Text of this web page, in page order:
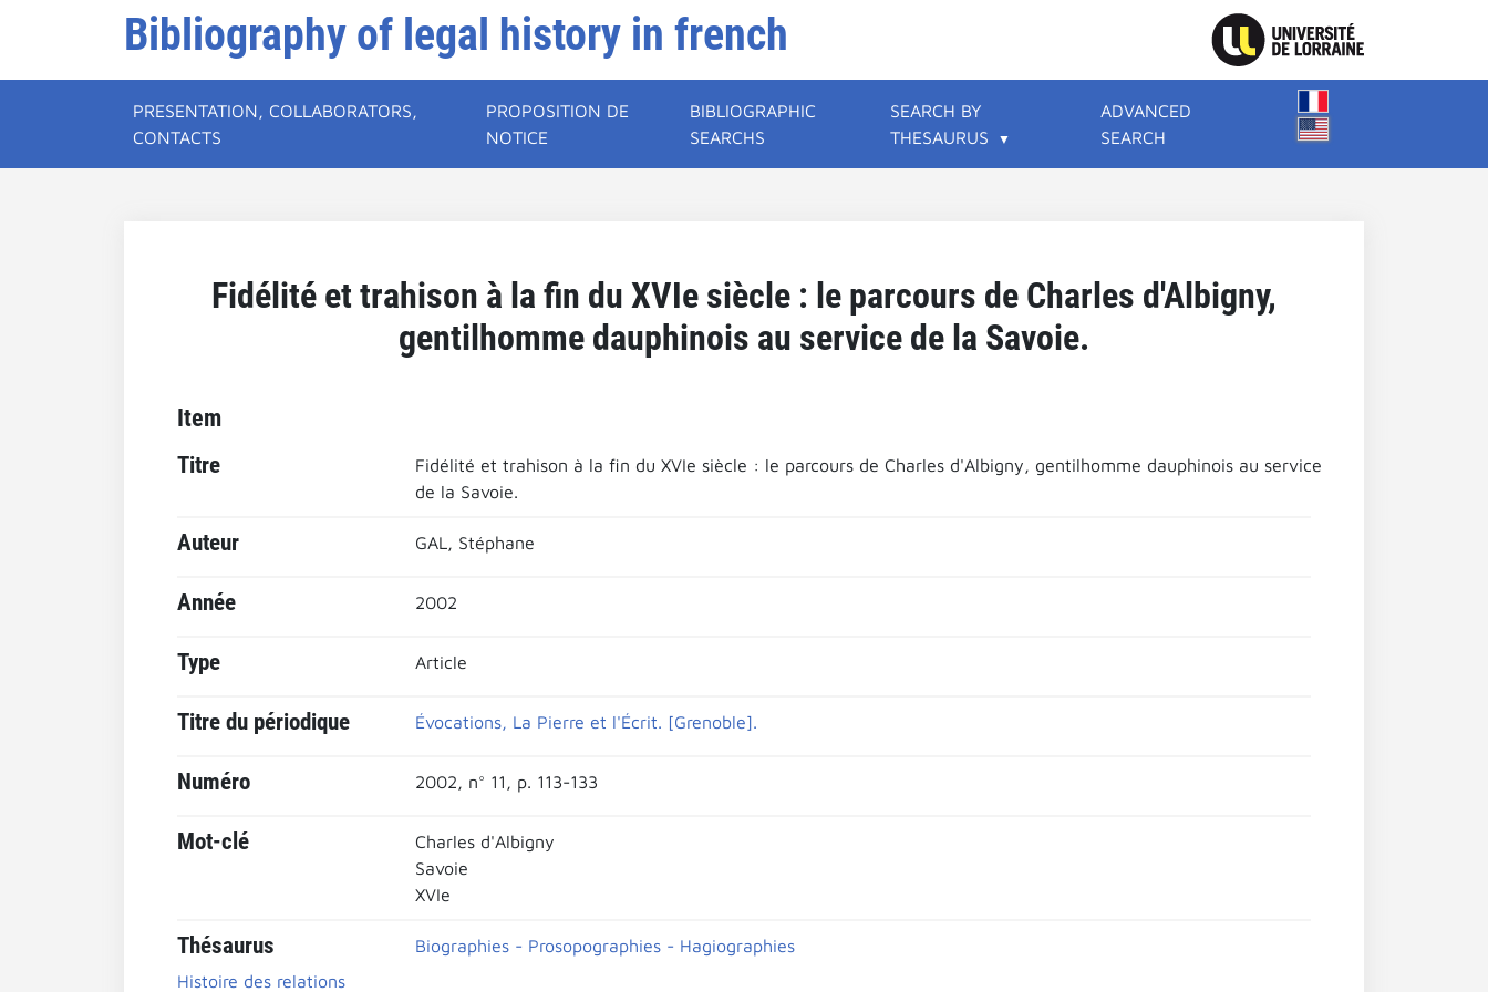
Bibliography of legal history in french
PRESENTATION, COLLABORATORS,
CONTACTS
PROPOSITION DE
NOTICE
BIBLIOGRAPHIC
SEARCHS
SEARCH BY
THESAURUS
ADVANCED
SEARCH
Fidélité et trahison à la fin du XVIe siècle : le parcours de Charles d'Albigny,
gentilhomme dauphinois au service de la Savoie.
Item
Titre
Fidélité et trahison à la fin du XVIe siècle : le parcours de Charles d'Albigny, gentilhomme dauphinois au service
de la Savoie.
Auteur GAL, Stéphane
Année 2002
Type Article
Titre du périodique Évocations, La Pierre et l'Écrit. [Grenoble].
Numéro 2002, n° 11, p. 113-133
Mot-clé
Charles d'Albigny
Savoie
XVIe
Thésaurus
Biographies - Prosopographies - Hagiographies
Histoire des relations